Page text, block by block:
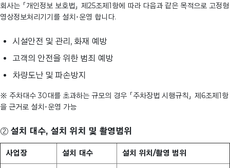
회사는 「개인정보 보호법」 제25조제1항에 따라 다음과 같은 목적으로 고정형
영상정보처리기기를 설치･운영 합니다.
시설안전 및 관리, 화재 예방
고객의 안전을 위한 범죄 예방
차량도난 및 파손방지
※ 주차대수 30대를 초과하는 규모의 경우 「주차장법 시행규칙」 제6조제1항
을 근거로 설치･운영 가능
② 설치 대수, 설치 위치 및 촬영범위
사업장 설치 대수 설치 위치/촬영 범위